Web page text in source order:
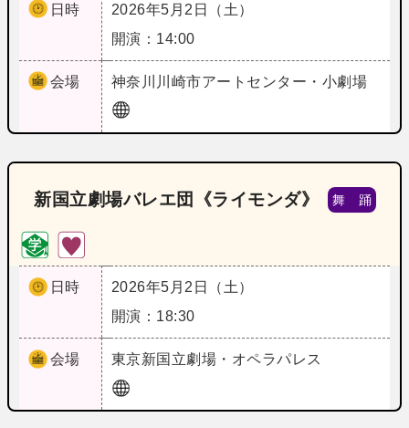
日時
2026年5月2日（土）
開演：14:00
会場 神奈川 川崎市アートセンター・小劇場
新国立劇場バレエ団《ライモンダ》 舞 踊
日時
2026年5月2日（土）
開演：18:30
会場 東京新国立劇場・オペラパレス